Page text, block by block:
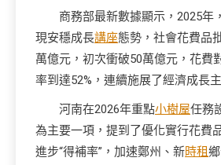
商務部最新數據顯示，2025年
現安穩成長講座態勢，社會花費品
萬億元，初次衝破50萬億元，花費
率到達52%，連續施展了經濟成長
河南在2026年重點小樹屋任務
為主要一項，提到了優化實行花費
進步“得補率”，加速鄭州、新時租